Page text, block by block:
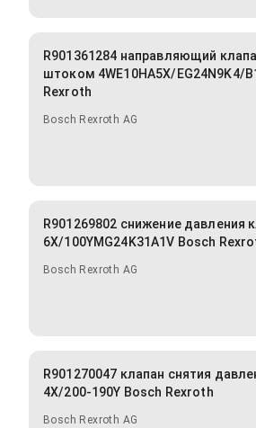
R901361284 направляющий
штоком 4WE10HA5X/EG24N9K4/
Rexroth
Bosch Rexroth AG
R901269802 снижение давления
6X/100YMG24K31A1V Bosch
Bosch Rexroth AG
R901270047 клапан снятия
4X/200-190Y Bosch Rexroth
Bosch Rexroth AG